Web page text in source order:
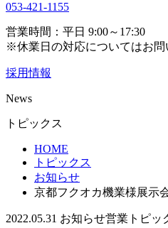
053-421-1155
営業時間：平日 9:00～17:30
※休業日の対応についてはお問
採用情報
News
トピックス
HOME
トピックス
お知らせ
京都フクオカ機業様展示
2022.05.31 お知らせ営業トピッ